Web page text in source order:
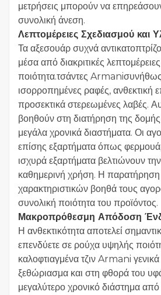
μετρήσεις μπορούν να
συνολική άνεση.
Λεπτομέρειες Σχεδιασμού και
Τα αξεσουάρ συχνά
μέσα από διακριτικές
ποιότητα.τσάντες
ισορροπημένες ραφές, ανθεκτική
προσεκτικά στερεωμένες λαβές.
βοηθούν στη διατήρηση της δομής
μεγάλα χρονικά διαστήματα. Οι
επίσης εξαρτήματα όπως
ισχυρά εξαρτήματα βελτιώνουν
καθημερινή χρήση. Η
χαρακτηριστικών βοηθά τους
συνολική ποιότητα του προϊόντος.
Μακροπρόθεσμη Απόδοση
Η ανθεκτικότητα αποτελεί
επενδύετε σε ρούχα υψηλής
καλοφτιαγμένα τζιν Armani γενικά
ξεθώριασμα και στη φθορά του
μεγαλύτερο χρονικό διάστημα